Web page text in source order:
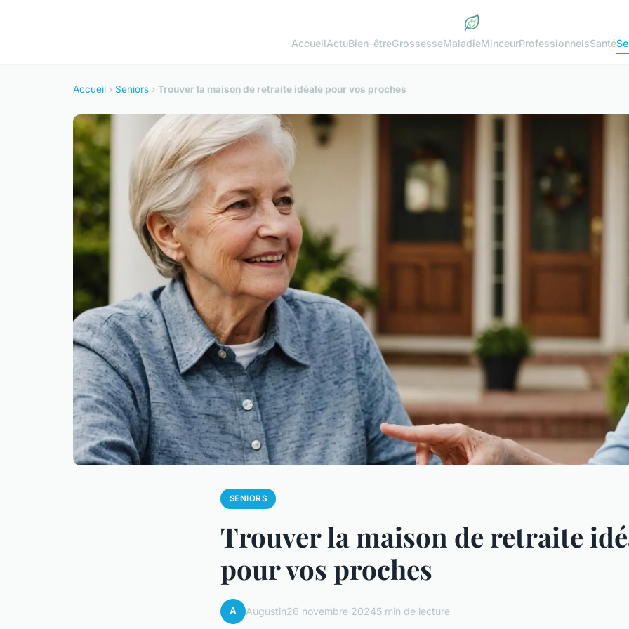
AccueilActuBien-êtreGrossesseMaladieMinceurProfessionnelsSanté
Accueil › Seniors › Trouver la maison de retraite idéale pour vos proches
SENIORS
Trouver la maison de retraite
pour vos proches
A Augustin26 novembre 20245 min de lecture